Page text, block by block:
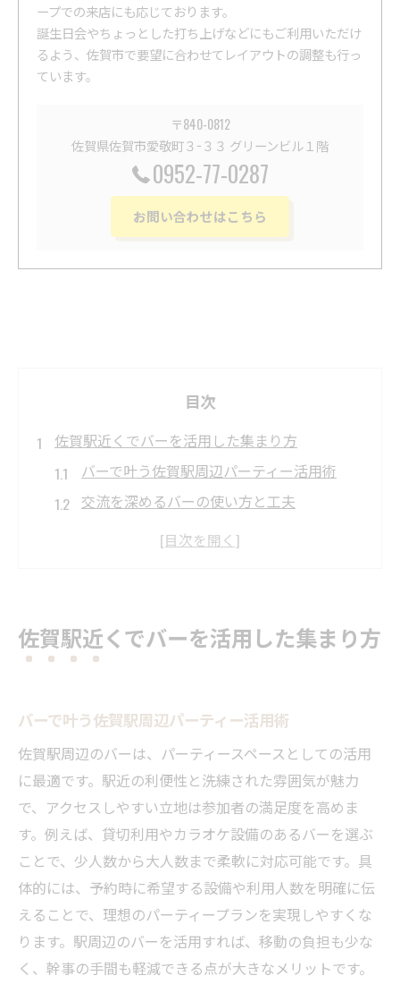
ープでの来店にも応じております。
誕生日会やちょっとした打ち上げなどにもご利用いただけ
るよう、佐賀市で要望に合わせてレイアウトの調整も行っ
ています。
〒840-0812
佐賀県佐賀市愛敬町３−３３ グリーンビル１階
0952-77-0287
お問い合わせはこちら
目次
佐賀駅近くでバーを活用した集まり方
バーで叶う佐賀駅周辺パーティー活用術
交流を深めるバーの使い方と工夫
駅近バーを選ぶメリットと注意点
バーが人気の理由とパーティーの魅力
パーティースペース選びの新常識を知る
バー併設パーティースペースの特徴とは
パーティールームとバーの選定ポイント
駅近バーを活用した新しい集まり方とは
設備充実のバーで満足度を高めるコツ
口コミで高評価のバー活用法を解説
バー利用なら叶う理想の貸切パーティー
バー貸切で理想のパーティーを演出する方
法
佐賀駅周辺バーの貸切メリットと注意点
佐賀駅近くでバーを活用した集まり方
バーで叶う佐賀駅周辺パーティー活用術
佐賀駅周辺のバーは、パーティースペースとしての活用
に最適です。駅近の利便性と洗練された雰囲気が魅力
で、アクセスしやすい立地は参加者の満足度を高めま
す。例えば、貸切利用やカラオケ設備のあるバーを選ぶ
ことで、少人数から大人数まで柔軟に対応可能です。具
体的には、予約時に希望する設備や利用人数を明確に伝
えることで、理想のパーティープランを実現しやすくな
ります。駅周辺のバーを活用すれば、移動の負担も少な
く、幹事の手間も軽減できる点が大きなメリットです。